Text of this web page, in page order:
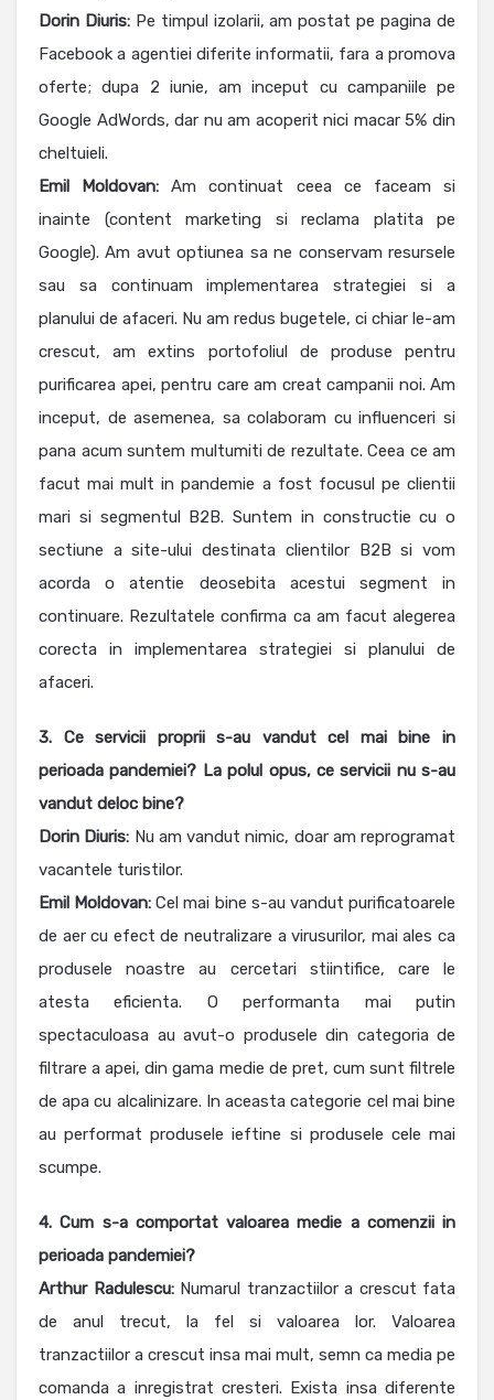
Dorin Diuris: Pe timpul izolarii, am postat pe pagina de
Facebook a agentiei diferite informatii, fara a promova
oferte; dupa 2 iunie, am inceput cu campaniile pe
Google AdWords, dar nu am acoperit nici macar 5% din
cheltuieli.
Emil Moldovan: Am continuat ceea ce faceam si
inainte (content marketing si reclama platita pe
Google). Am avut optiunea sa ne conservam resursele
sau sa continuam implementarea strategiei si a
planului de afaceri. Nu am redus bugetele, ci chiar le-am
crescut, am extins portofoliul de produse pentru
purificarea apei, pentru care am creat campanii noi. Am
inceput, de asemenea, sa colaboram cu influenceri si
pana acum suntem multumiti de rezultate. Ceea ce am
facut mai mult in pandemie a fost focusul pe clientii
mari si segmentul B2B. Suntem in constructie cu o
sectiune a site-ului destinata clientilor B2B si vom
acorda o atentie deosebita acestui segment in
continuare. Rezultatele confirma ca am facut alegerea
corecta in implementarea strategiei si planului de
afaceri.
3. Ce servicii proprii s-au vandut cel mai bine in
perioada pandemiei? La polul opus, ce servicii nu s-au
vandut deloc bine?
Dorin Diuris: Nu am vandut nimic, doar am reprogramat
vacantele turistilor.
Emil Moldovan: Cel mai bine s-au vandut purificatoarele
de aer cu efect de neutralizare a virusurilor, mai ales ca
produsele noastre au cercetari stiintifice, care le
atesta eficienta. O performanta mai putin
spectaculoasa au avut-o produsele din categoria de
filtrare a apei, din gama medie de pret, cum sunt filtrele
de apa cu alcalinizare. In aceasta categorie cel mai bine
au performat produsele ieftine si produsele cele mai
scumpe.
4. Cum s-a comportat valoarea medie a comenzii in
perioada pandemiei?
Arthur Radulescu:Numarul tranzactiilor a crescut fata
de anul trecut, la fel si valoarea lor. Valoarea
tranzactiilor a crescut insa mai mult, semn ca media pe
comanda a inregistrat cresteri. Exista insa diferente